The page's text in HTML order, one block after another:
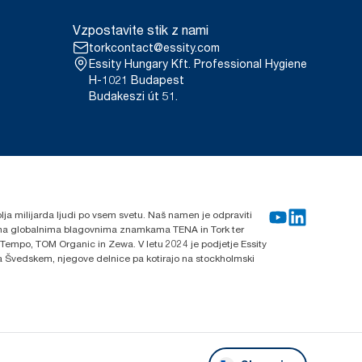
Vzpostavite stik z nami
torkcontact@essity.com
Essity Hungary Kft. Professional Hygiene
H-1021 Budapest
Budakeszi út 51.
milijarda ljudi po vsem svetu. Naš namen je odpraviti
globalnima blagovnima znamkama TENA in Tork ter
TOM Organic in Zewa. V letu 2024 je podjetje Essity
njegove delnice pa kotirajo na stockholmski